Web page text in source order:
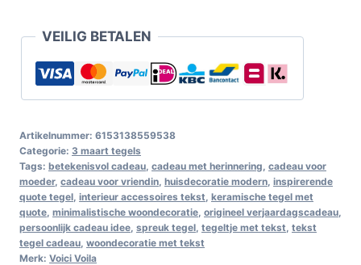
VEILIG BETALEN
Artikelnummer: 6153138559538
Categorie: 3 maart tegels
Tags: betekenisvol cadeau cadeau met herinnering cadeau voor
moeder, cadeau voor vriendin huisdecoratie modern inspirerende
quote tegel interieur accessoires tekst keramische tegel met
quote minimalistische woondecoratie origineel verjaardagscadeau
persoonlijk cadeau idee spreuk tegel tegeltje met tekst tekst
tegel cadeau woondecoratie met tekst
Merk: Voici Voila